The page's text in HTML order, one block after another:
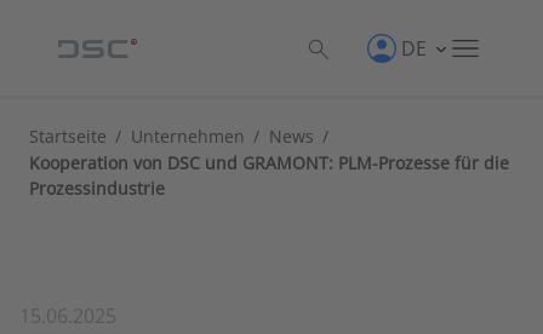
DE
Startseite / Unternehmen / News /
Kooperation von DSC und GRAMONT: PLM-Prozesse für die
Prozessindustrie
15.06.2025